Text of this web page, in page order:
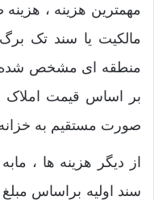
مهمترین هزینه ،
منطقه ای مشخص شده
بر اساس قیمت املاک
صورت مستقیم به
از دیگر هزینه ها ،
سند اولیه براساس